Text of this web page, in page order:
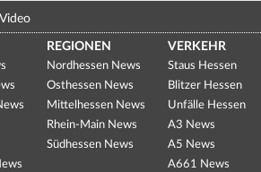
Video
REGIONEN
Nordhessen News
Osthessen News
Mittelhessen News
Rhein-Main News
Südhessen News
VERKEHR
Staus Hessen
Blitzer Hessen
Unfälle Hessen
A3 News
A5 News
A661 News